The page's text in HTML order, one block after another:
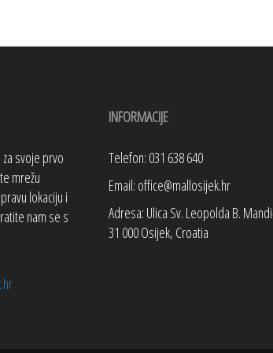
svoje prvo
mrežu
lokaciju i
nam se s
INFORMACIJE
Telefon: 031 638 640
Email: office@mallosijek.hr
Adresa: Ulica Sv. Leopolda B.
31 000 Osijek, Croatia